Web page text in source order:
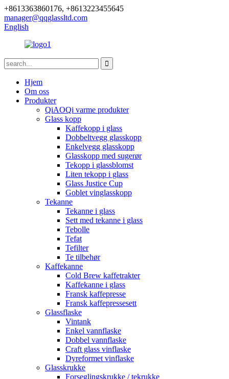
+8613363860176, +8613223455645
manager@qqglassltd.com
English
Hjem
Om oss
Produkter
QiAOQi varme produkter
Glass kopp
Kaffekopp i glass
Dobbeltvegg glasskopp
Enkelvegg glasskopp
Glasskopp med sugerør
Tekopp i glassblomst
Liten tekopp i glass
Glass Justice Cup
Goblet vinglasskopp
Tekanne
Tekanne i glass
Sett med tekanne i glass
Tebolle
Tefat
Tefilter
Te tilbehør
Kaffekanne
Cold Brew kaffetrakter
Kaffekanne i glass
Fransk kaffepresse
Fransk kaffepressesett
Glassflaske
Vintank
Enkel vannflaske
Dobbel vannflaske
Craft glass vinflaske
Dyreformet vinflaske
Glasskrukke
Forseglingskrukke / tekrukke